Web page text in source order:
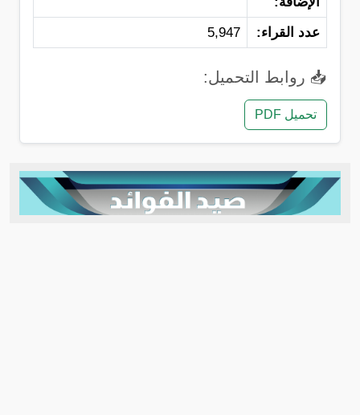
عدد القراء: 5,947
📥 روابط التحميل:
تحميل PDF